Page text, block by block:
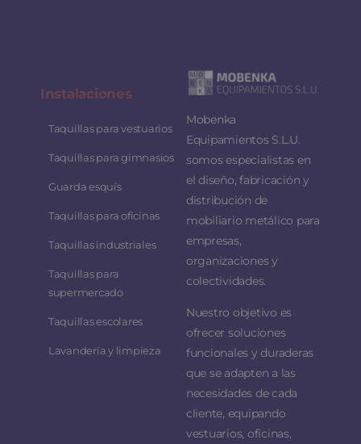
Instalaciones
Taquillas para vestuarios
Taquillas para gimnasios
Guarda esquís
Taquillas para oficinas
Taquillas industriales
Taquillas para
supermercado
Taquillas escolares
Lavandería y limpieza
Mobenka
Equipamientos S.L.U.
somos especialistas en
el diseño, fabricación y
distribución de
mobiliario metálico para
empresas,
organizaciones y
colectividades.
Nuestro objetivo es
ofrecer soluciones
funcionales y duraderas
que se adapten a las
necesidades de cada
cliente, equipando
vestuarios, oficinas,